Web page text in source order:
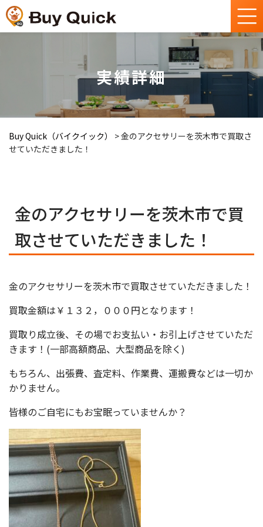
実績詳細
Buy Quick（バイクイック） >金のアクセサリーを茨木市で買取さ
せていただきました！
金のアクセサリーを茨木市で買
取させていただきました！
金のアクセサリーを茨木市で買取させていただきました！
買取金額は￥１３２，０００円となります！
買取り成立後、その場でお支払い・お引上げさせていただ
きます！(一部高額商品、大型商品を除く)
もちろん、出張費、査定料、作業費、運搬費などは一切か
かりません。
皆様のご自宅にもお宝眠っていませんか？